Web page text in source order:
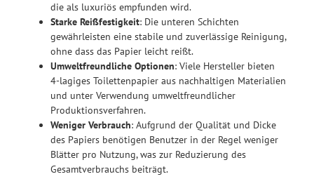
die als luxuriös empfunden wird.
Starke Reißfestigkeit: Die unteren Schichten
gewährleisten eine stabile und zuverlässige Reinigung,
ohne dass das Papier leicht reißt.
Umweltfreundliche Optionen: Viele Hersteller bieten
4-lagiges Toilettenpapier aus nachhaltigen Materialien
und unter Verwendung umweltfreundlicher
Produktionsverfahren.
Weniger Verbrauch: Aufgrund der Qualität und Dicke
des Papiers benötigen Benutzer in der Regel weniger
Blätter pro Nutzung, was zur Reduzierung des
Gesamtverbrauchs beiträgt.